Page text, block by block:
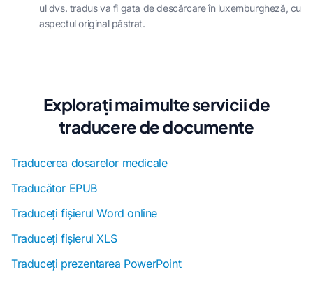
ul dvs. tradus va fi gata de descărcare în luxemburgheză, cu
aspectul original păstrat.
Explorați mai multe servicii de
traducere de documente
Traducerea dosarelor medicale
Traducător EPUB
Traduceți fișierul Word online
Traduceți fișierul XLS
Traduceți prezentarea PowerPoint